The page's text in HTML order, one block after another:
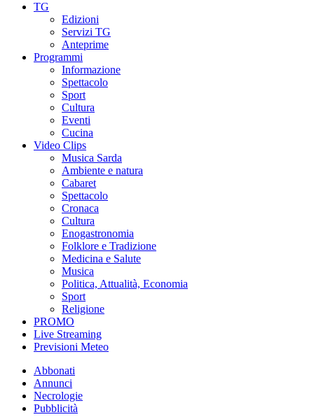
TG
Edizioni
Servizi TG
Anteprime
Programmi
Informazione
Spettacolo
Sport
Cultura
Eventi
Cucina
Video Clips
Musica Sarda
Ambiente e natura
Cabaret
Spettacolo
Cronaca
Cultura
Enogastronomia
Folklore e Tradizione
Medicina e Salute
Musica
Politica, Attualità, Economia
Sport
Religione
PROMO
Live Streaming
Previsioni Meteo
Abbonati
Annunci
Necrologie
Pubblicità